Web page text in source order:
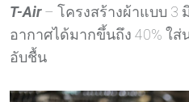
T-Air – โครงสร้างผ้าแบบ 3
อากาศได้มากขึ้นถึง 40% ใ
อับชื้น